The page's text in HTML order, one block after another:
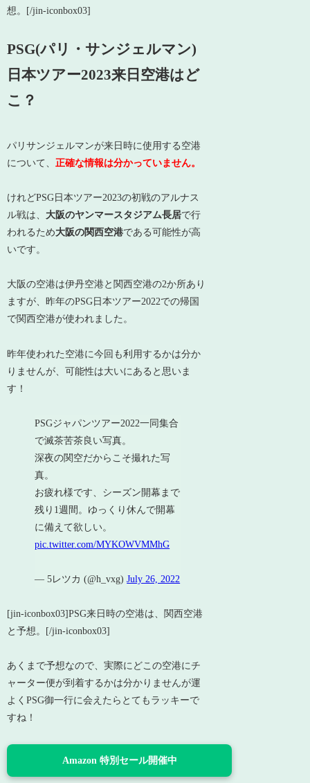
想。[/jin-iconbox03]
PSG(パリ・サンジェルマン)
日本ツアー2023来日空港はど
こ？
パリサンジェルマンが来日時に使用する空港
について、正確な情報は分かっていません。
けれどPSG日本ツアー2023の初戦のアルナス
ル戦は、 大阪のヤンマースタジアム長居で行
われるため大阪の関西空港である可能性が高
いです。
大阪の空港は伊丹空港と関西空港の2か所あり
ますが、昨年のPSG日本ツアー2022での帰国
で関西空港が使われました。
昨年使われた空港に今回も利用するかは分か
りませんが、可能性は大いにあると思いま
す！
PSGジャパンツアー2022一同集合
で滅茶苦茶良い写真。
深夜の関空だからこそ撮れた写
真。
お疲れ様です、シーズン開幕まで
残り1週間。ゆっくり休んで開幕
に備えて欲しい。
pic.twitter.com/MYKOWVMMhG
— 5レツカ (@h_vxg)July 26, 2022
[jin-iconbox03]PSG来日時の空港は、関西空港
と予想。[/jin-iconbox03]
あくまで予想なので、実際にどこの空港にチ
ャーター便が到着するかは分かりませんが運
よくPSG御一行に会えたらとてもラッキーで
すね！
Amazon 特別セール開催中